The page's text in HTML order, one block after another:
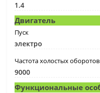
1.4
Двигатель
Пуск
электро
Частота холостых
9000
Функциональные